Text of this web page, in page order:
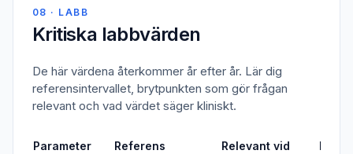
08 · LABB
Kritiska labbvärden
De här värdena återkommer år efter år. Lär dig
referensintervallet, brytpunkten som gör frågan
relevant och vad värdet säger kliniskt.
Parameter Referens Relevant vid